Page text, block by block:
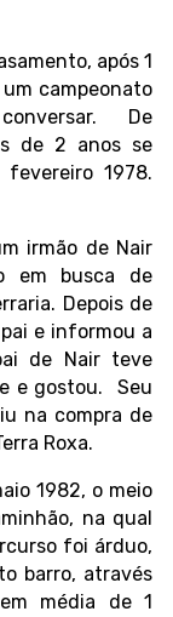
após 1
campeonato
De
de 2 anos se
1978.
irmão de Nair
em busca de
Depois de
e informou a
de Nair teve
e gostou. Seu
na compra de
Roxa.
1982, o meio
na qual
foi árduo,
barro, através
média de 1